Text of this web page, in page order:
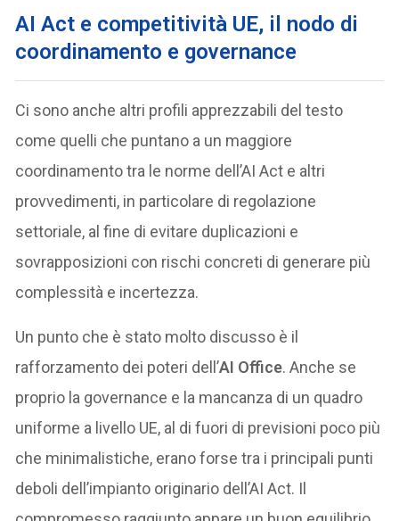
AI Act e competitività UE, il nodo di
coordinamento e governance
Ci sono anche altri profili apprezzabili del testo
come quelli che puntano a un maggiore
coordinamento tra le norme dell’AI Act e altri
provvedimenti, in particolare di regolazione
settoriale, al fine di evitare duplicazioni e
sovrapposizioni con rischi concreti di generare più
complessità e incertezza.
Un punto che è stato molto discusso è il
rafforzamento dei poteri dell’AI Office. Anche se
proprio la governance e la mancanza di un quadro
uniforme a livello UE, al di fuori di previsioni poco più
che minimalistiche, erano forse tra i principali punti
deboli dell’impianto originario dell’AI Act. Il